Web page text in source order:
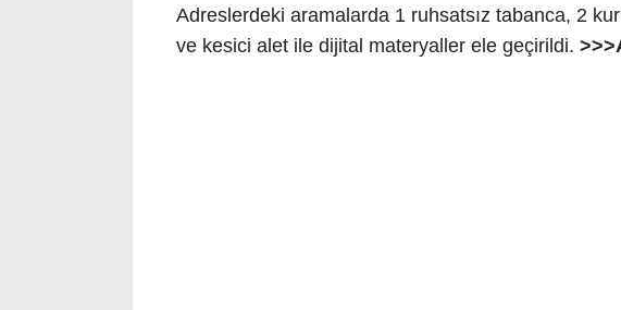
Adreslerdeki aramalarda 1 ruhsatsız tabanca, ⁠2
ve kesici alet ile dijital materyaller ele geçirildi.